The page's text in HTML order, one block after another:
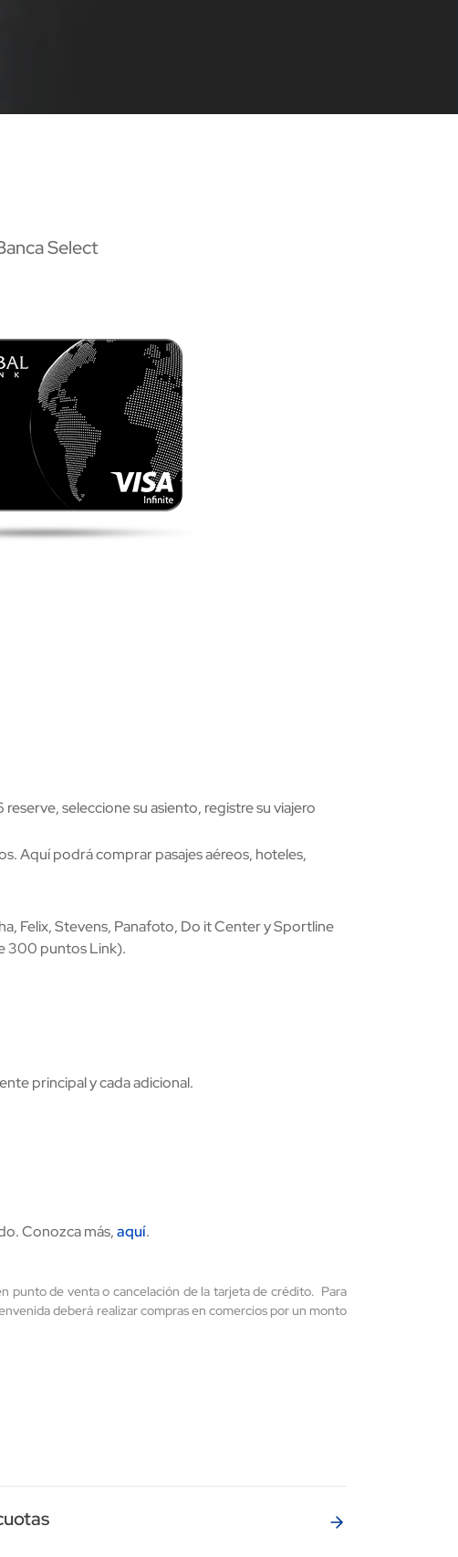
Select
seleccione su asiento, registre su viajero
Aquí podrá comprar pasajes aéreos, hoteles,
Felix, Stevens, Panafoto, Do it Center y Sportline
300 puntos Link).
principal y cada adicional.
Conozca más,aquí.
punto de venta o cancelación de la tarjeta de crédito. Para
deberá realizar compras en comercios por un monto